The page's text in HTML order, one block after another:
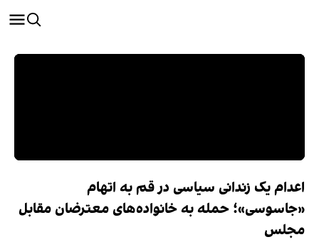
اعدام یک زندانی سیاسی در قم به اتهام
«جاسوسی»؛ حمله به خانواده‌های معترضان مقابل
مجلس